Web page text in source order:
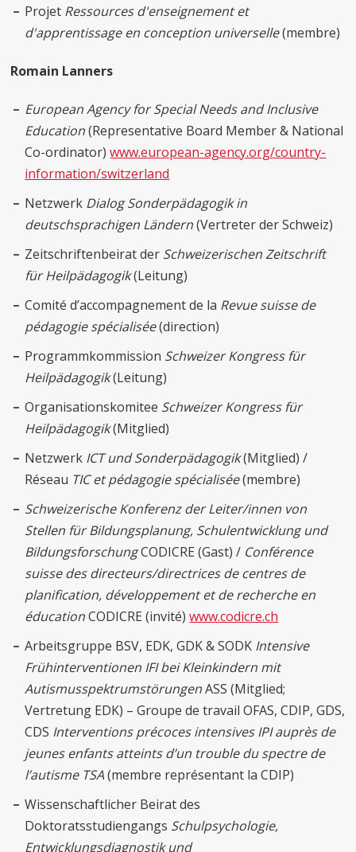
Projet Ressources d'enseignement et
d'apprentissage en conception universelle(membre)
Romain Lanners
European Agency for Special Needs and Inclusive
Education(Representative Board Member & National
Co-ordinator)www.european-agency.org/country-
information/switzerland
Netzwerk Dialog Sonderpädagogik in
deutschsprachigen Ländern(Vertreter der Schweiz)
Zeitschriftenbeirat der Schweizerischen Zeitschrift
für Heilpädagogik(Leitung)
Comité d’accompagnement de la Revue suisse de
pédagogie spécialisée(direction)
Programmkommission Schweizer Kongress für
Heilpädagogik(Leitung)
Organisationskomitee Schweizer Kongress für
Heilpädagogik(Mitglied)
Netzwerk ICT und Sonderpädagogik(Mitglied) /
Réseau TIC et pédagogie spécialisée(membre)
Schweizerische Konferenz der Leiter/innen von
Stellen für Bildungsplanung, Schulentwicklung und
BildungsforschungCODICRE (Gast) / Conférence
suisse des directeurs/directrices de centres de
planification, développement et de recherche en
éducationCODICRE (invité)www.codicre.ch
Arbeitsgruppe BSV, EDK, GDK & SODK Intensive
Frühinterventionen IFI bei Kleinkindern mit
AutismusspektrumstörungenASS (Mitglied;
Vertretung EDK) – Groupe de travail OFAS, CDIP, GDS,
CDS Interventions précoces intensives IPI auprès de
jeunes enfants atteints d’un trouble du spectre de
l’autisme TSA(membre représentant la CDIP)
Wissenschaftlicher Beirat des
Doktoratsstudiengangs Schulpsychologie,
Entwicklungsdiagnostik und